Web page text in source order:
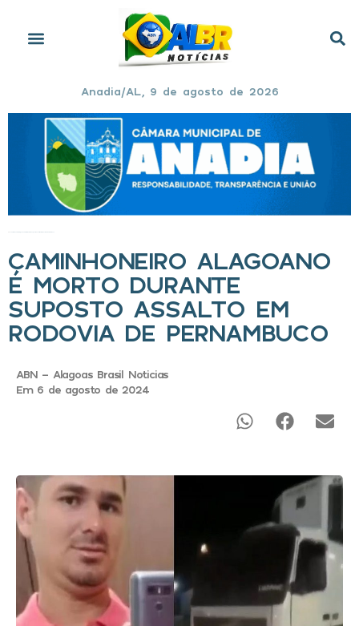
Anadia/AL, 9 de agosto de 2026
CAMINHONEIRO ALAGOANO
É MORTO DURANTE
SUPOSTO ASSALTO EM
RODOVIA DE PERNAMBUCO
ABN - Alagoas Brasil Noticias
Em 6 de agosto de 2024